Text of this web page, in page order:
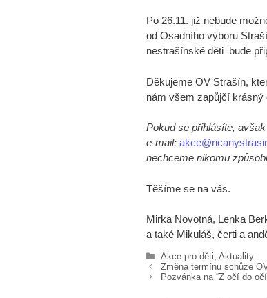
Po 26.11. již nebude
od Osadního výboru
nestrašínské děti bude
Děkujeme OV Strašín,
nám všem zapůjčí
Pokud se přihlásíte,
e-mail:
nechceme nikomu
Těšíme se na vás.
Mirka Novotná, Lenka
a také Mikuláš, čerti a
Rubriky
Akce pro děti, Aktuality
Změna termínu schůze
Pozvánka na “Z očí do